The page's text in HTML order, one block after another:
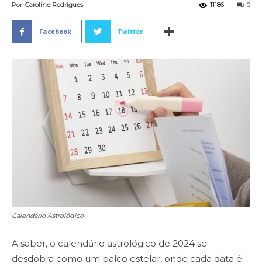
Por Caroline Rodrigues 0
11186
Facebook Twitter
Calendário Astrológico
A saber, o calendário astrológico de 2024 se
desdobra como um palco estelar, onde cada data é